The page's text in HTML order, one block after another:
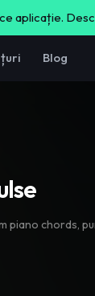
aplicație.
Blog
piano chords,